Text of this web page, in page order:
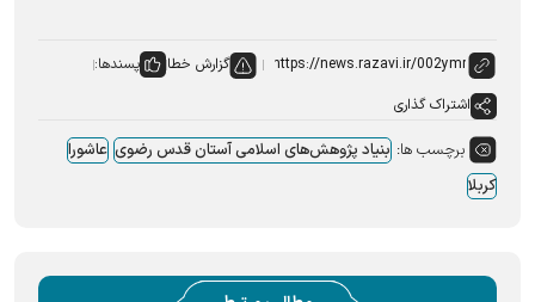
گزارش خطا
پسندها:
اشتراک گذاری
برچسب ها: بنیاد پژوهش‌های اسلامی آستان قدس رضوی عاشورا
کربلا